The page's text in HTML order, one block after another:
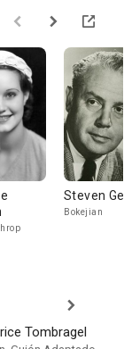
Steven
Bokejian
Tombragel